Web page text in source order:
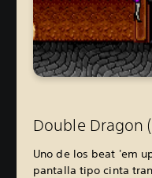
Double Dragon
Uno de los beat 'em
pantalla tipo cinta